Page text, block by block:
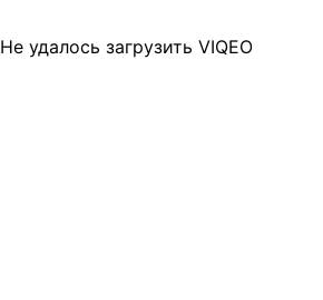
Не удалось загрузить VIQEO